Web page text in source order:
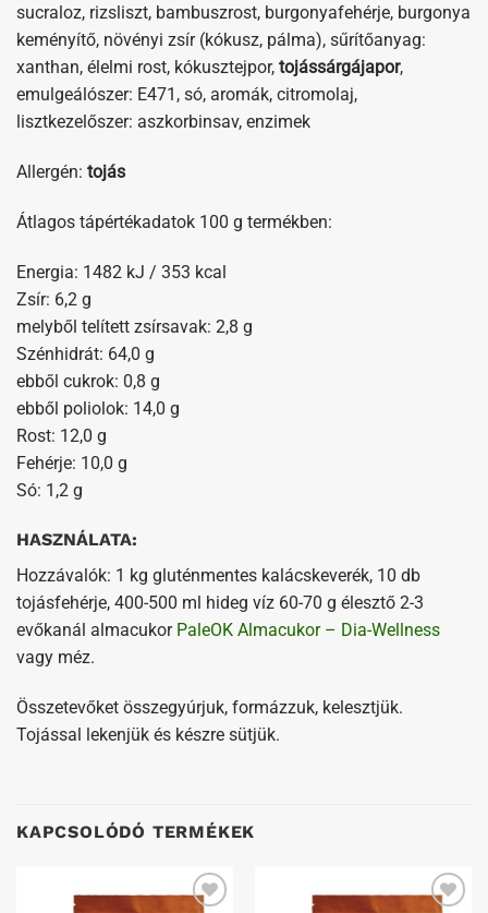
sucraloz, rizsliszt, bambuszrost, burgonyafehérje, burgonya
keményítő, növényi zsír (kókusz, pálma), sűrítőanyag:
xanthan, élelmi rost, kókusztejpor, tojássárgájapor,
emulgeálószer: E471, só, aromák, citromolaj,
lisztkezelőszer: aszkorbinsav, enzimek
Allergén: tojás
Átlagos tápértékadatok 100 g termékben:
Energia: 1482 kJ / 353 kcal
Zsír: 6,2 g
melyből telített zsírsavak: 2,8 g
Szénhidrát: 64,0 g
ebből cukrok: 0,8 g
ebből poliolok: 14,0 g
Rost: 12,0 g
Fehérje: 10,0 g
Só: 1,2 g
HASZNÁLATA:
Hozzávalók: 1 kg gluténmentes kalácskeverék, 10 db
tojásfehérje, 400-500 ml hideg víz 60-70 g élesztő 2-3
evőkanál almacukor PaleOK Almacukor – Dia-Wellness
vagy méz.
Összetevőket összegyúrjuk, formázzuk, kelesztjük.
Tojással lekenjük és készre sütjük.
KAPCSOLÓDÓ TERMÉKEK